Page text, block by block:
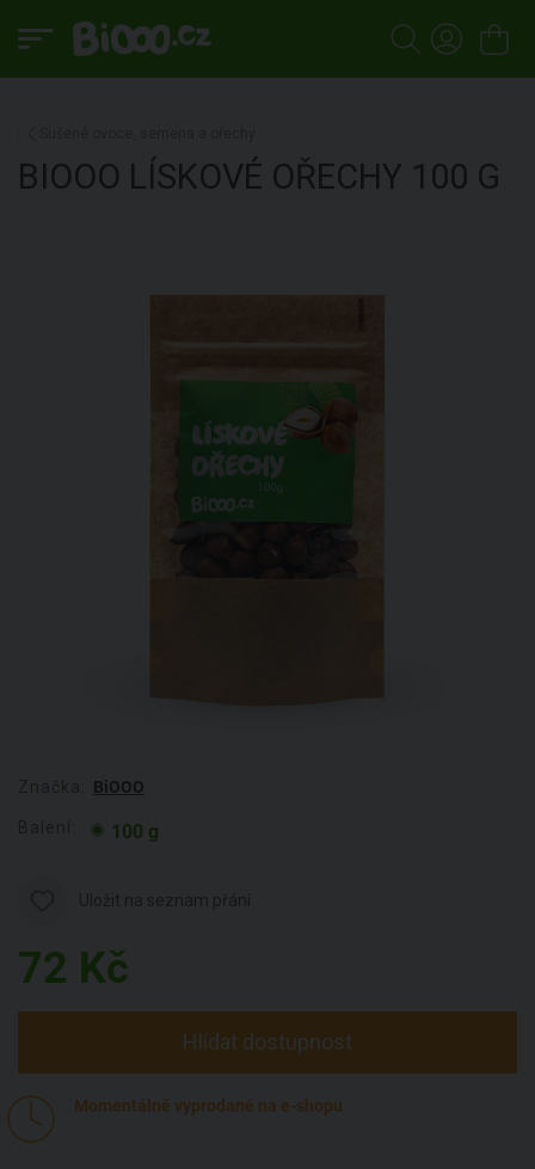
BIOOO LÍSKOVÉ OŘECHY 100 G
BiOOO
100 g
72 Kč
Hlídat dostupnost
Momentálně vyprodané na e-shopu